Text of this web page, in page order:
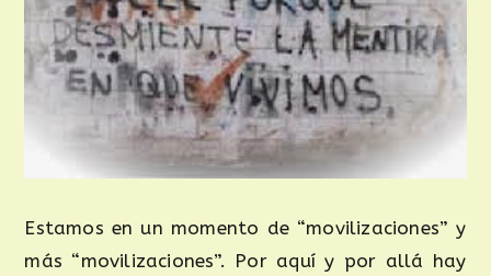
Estamos en un momento de “movilizaciones” y
más “movilizaciones”. Por aquí y por allá hay